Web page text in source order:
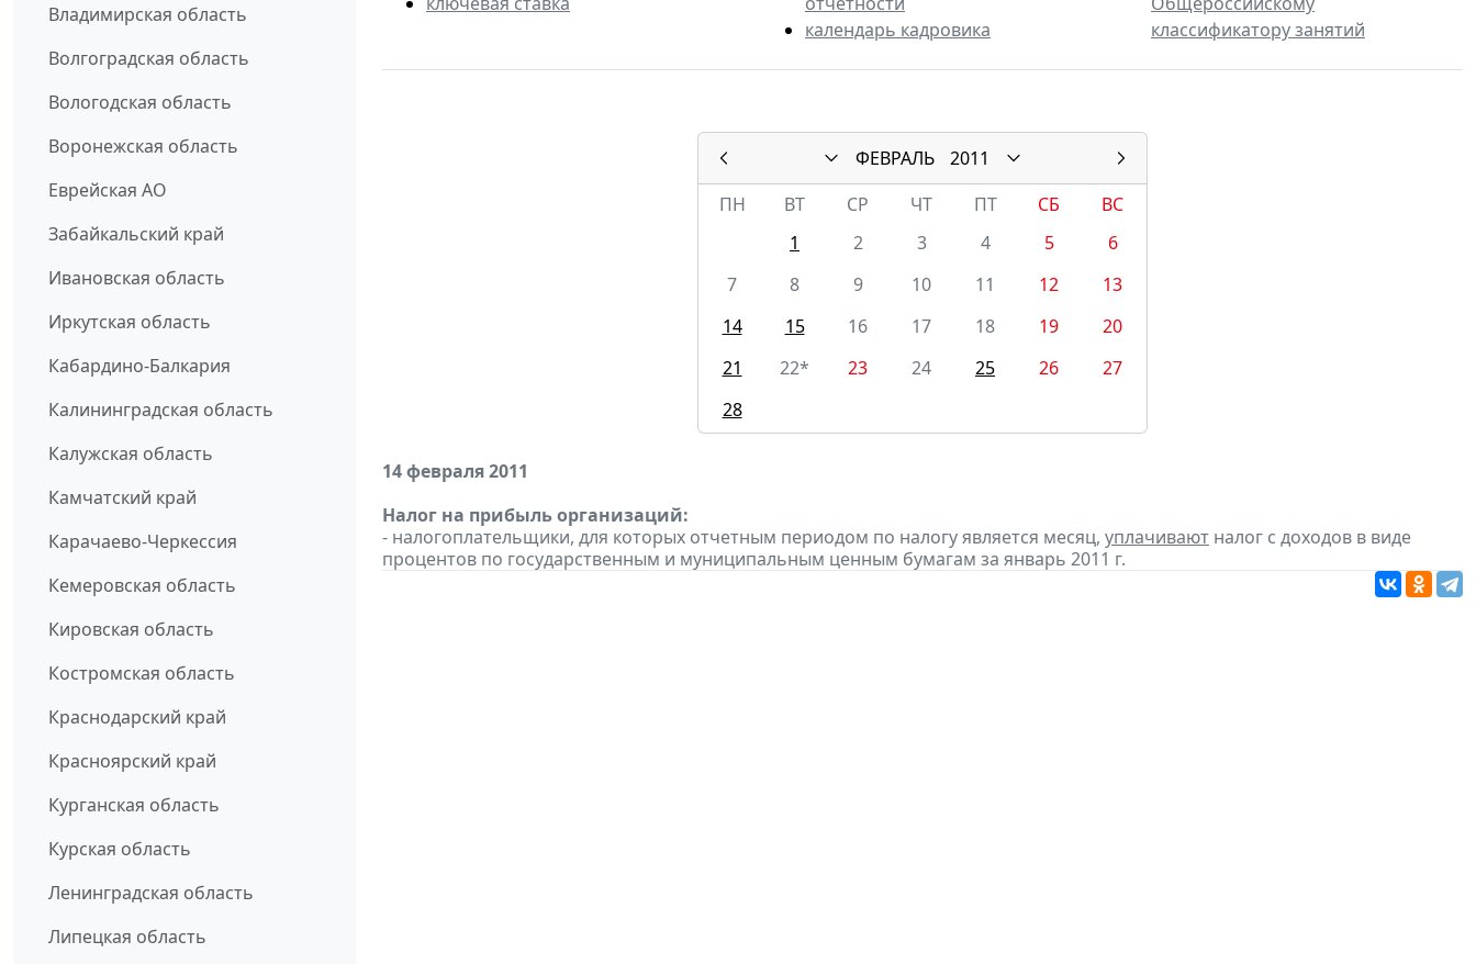
Владимирская область
Волгоградская область
Вологодская область
Воронежская область
Еврейская АО
Забайкальский край
Ивановская область
Иркутская область
Кабардино-Балкария
Калининградская область
Калужская область
Камчатский край
Карачаево-Черкессия
Кемеровская область
Кировская область
Костромская область
Краснодарский край
Красноярский край
Курганская область
Курская область
Ленинградская область
Липецкая область
календарь кадровика
классификатору занятий
ФЕВРАЛЬ
2011
ПН
ВТ СР ЧТ ПТ СБ
ВС
1
2 3 4 5
6
7
8 9 10 11 12
13
14
15 16 17 18 19
20
21
22* 23 24 25 26
27
28
14 февраля 2011
Налог на прибыль организаций:
- налогоплательщики, для которых отчетным периодом по налогу является месяц, уплачивают налог с доходов в виде
процентов по государственным и муниципальным ценным бумагам за январь 2011 г.